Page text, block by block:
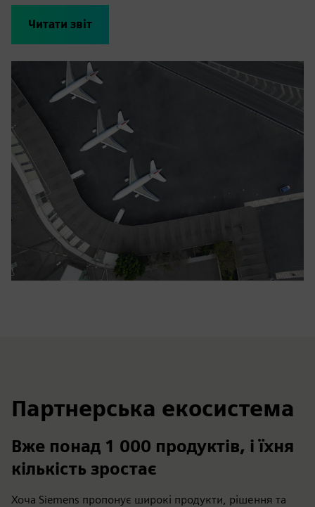
Читати звіт
Партнерська екосистема
Вже понад 1 000 продуктів, і їхня
кількість зростає
Хоча Siemens пропонує широкі продукти, рішення та